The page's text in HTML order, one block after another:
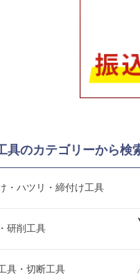
具のカテゴリーから検
・ハツリ・締付け工具
研削工具
具・切断工具